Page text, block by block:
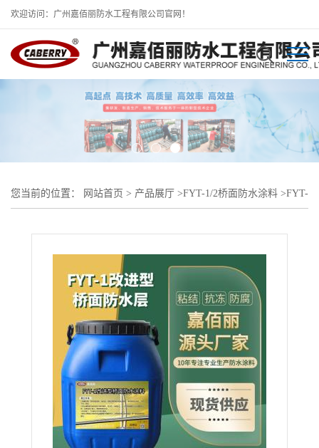
欢迎访问：广州嘉佰丽防水工程有限公司官网！
您当前的位置： 网站首页 > 产品展厅 >FYT-1/2桥面防水涂料 >FYT-